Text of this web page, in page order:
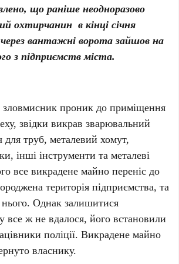
що раніше неодноразово
охтирчанин в кінці січня
вантажні ворота зайшов на
з підприємств міста.
проник до приміщення
звідки викрав зварювальний
для труб, металевий хомут,
інші інструменти та металеві
все викрадене майно переніс до
територія підприємства, та
Однак залишитися
все ж не вдалося, його встановили
поліції. Викрадене майно
власнику.